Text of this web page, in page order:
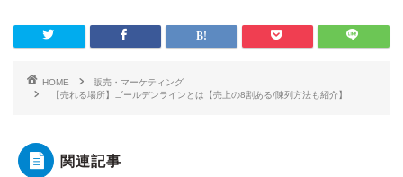
HOME
販売・マーケティング
【売れる場所】ゴールデンラインとは【売上の8割ある/陳列方法も紹介】
関連記事